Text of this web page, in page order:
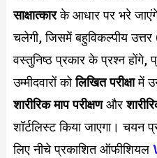
साक्षात्कारके आधार पर भरे
चलेगी, जिसमें बहुविकल्पीय
वस्तुनिष्ठ प्रकार के प्रश्न होंगे,
उम्मीदवारों कोलिखित परीक्षामें
शारीरिक माप परीक्षणऔर
शॉर्टलिस्ट किया जाएगा। चयन
लिए नीचे प्रकाशित ऑफीशियल